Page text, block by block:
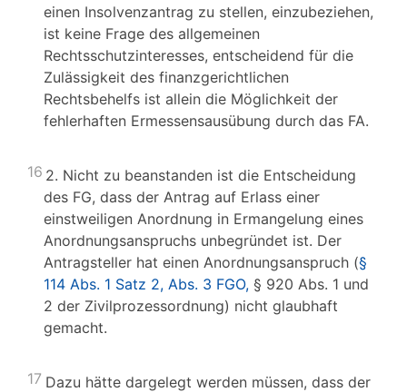
einen Insolvenzantrag zu stellen, einzubeziehen,
ist keine Frage des allgemeinen
Rechtsschutzinteresses, entscheidend für die
Zulässigkeit des finanzgerichtlichen
Rechtsbehelfs ist allein die Möglichkeit der
fehlerhaften Ermessensausübung durch das FA.
16 2. Nicht zu beanstanden ist die Entscheidung
des FG, dass der Antrag auf Erlass einer
einstweiligen Anordnung in Ermangelung eines
Anordnungsanspruchs unbegründet ist. Der
Antragsteller hat einen Anordnungsanspruch (§
114 Abs. 1 Satz 2, Abs. 3 FGO, § 920 Abs. 1 und
2 der Zivilprozessordnung) nicht glaubhaft
gemacht.
17 Dazu hätte dargelegt werden müssen, dass der